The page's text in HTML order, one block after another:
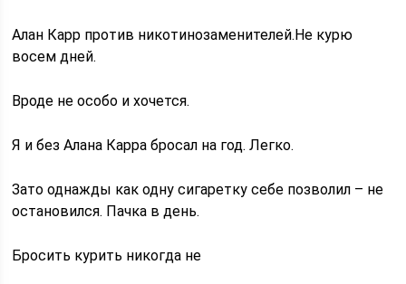
Алан Карр против никотинозаменителей.Не курю
восем дней.
Вроде не особо и хочется.
Я и без Алана Карра бросал на год. Легко.
Зато однажды как одну сигаретку себе позволил – не
остановился. Пачка в день.
Бросить курить никогда не